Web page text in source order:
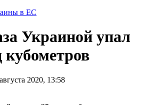
в ЕС
Украиной упал
2020, 13:58